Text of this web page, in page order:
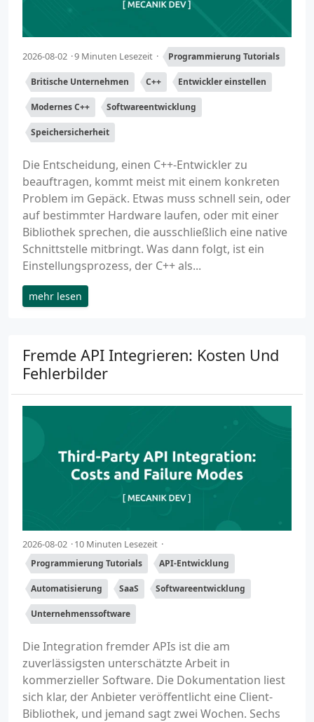
2026-08-02 9 Minuten Lesezeit Programmierung Tutorials
Britische Unternehmen C++ Entwickler einstellen
Modernes C++ Softwareentwicklung
Speichersicherheit
Die Entscheidung, einen C++-Entwickler zu
beauftragen, kommt meist mit einem konkreten
Problem im Gepäck. Etwas muss schnell sein, oder
auf bestimmter Hardware laufen, oder mit einer
Bibliothek sprechen, die ausschließlich eine native
Schnittstelle mitbringt. Was dann folgt, ist ein
Einstellungsprozess, der C++ als...
mehr lesen
Fremde API Integrieren: Kosten Und
Fehlerbilder
2026-08-02 10 Minuten Lesezeit
Programmierung Tutorials API-Entwicklung
Automatisierung SaaS Softwareentwicklung
Unternehmenssoftware
Die Integration fremder APIs ist die am
zuverlässigsten unterschätzte Arbeit in
kommerzieller Software. Die Dokumentation liest
sich klar, der Anbieter veröffentlicht eine Client-
Bibliothek, und jemand sagt zwei Wochen. Sechs